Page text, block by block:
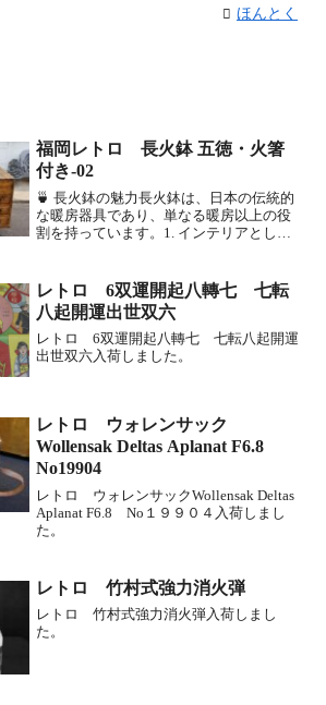
ほんとく
福岡レトロ 長火鉢 五徳・火箸
付き-02
🍵 長火鉢の魅力長火鉢は、日本の伝統的
な暖房器具であり、単なる暖房以上の役
割を持っています。1. インテリアとして
が特徴で、和室だけでなくモダンな空間
にも趣のあるア...
レトロ 6双運開起八轉七 七転
八起開運出世双六
レトロ 6双運開起八轉七 七転八起開運
出世双六入荷しました。
レトロ ウォレンサック
Wollensak Deltas Aplanat F6.8
No19904
レトロ ウォレンサックWollensak Deltas
Aplanat F6.8 No１９９０４入荷しまし
た。
レトロ 竹村式強力消火弾
レトロ 竹村式強力消火弾入荷しまし
た。